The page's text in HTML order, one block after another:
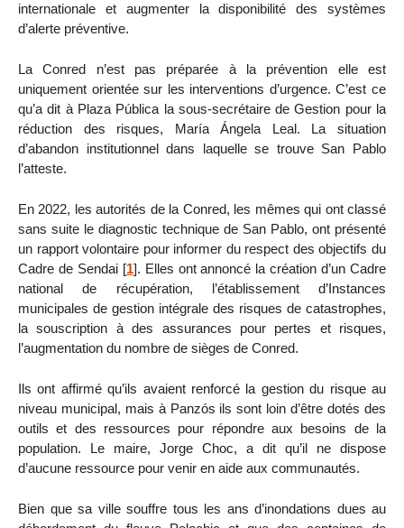
internationale et augmenter la disponibilité des systèmes
d’alerte préventive.
La Conred n’est pas préparée à la prévention elle est
uniquement orientée sur les interventions d’urgence. C’est ce
qu’a dit à Plaza Pública la sous-secrétaire de Gestion pour la
réduction des risques, María Ángela Leal. La situation
d’abandon institutionnel dans laquelle se trouve San Pablo
l’atteste.
En 2022, les autorités de la Conred, les mêmes qui ont classé
sans suite le diagnostic technique de San Pablo, ont présenté
un rapport volontaire pour informer du respect des objectifs du
Cadre de Sendai[1]. Elles ont annoncé la création d’un Cadre
national de récupération, l’établissement d’Instances
municipales de gestion intégrale des risques de catastrophes,
la souscription à des assurances pour pertes et risques,
l’augmentation du nombre de sièges de Conred.
Ils ont affirmé qu’ils avaient renforcé la gestion du risque au
niveau municipal, mais à Panzós ils sont loin d’être dotés des
outils et des ressources pour répondre aux besoins de la
population. Le maire, Jorge Choc, a dit qu’il ne dispose
d’aucune ressource pour venir en aide aux communautés.
Bien que sa ville souffre tous les ans d’inondations dues au